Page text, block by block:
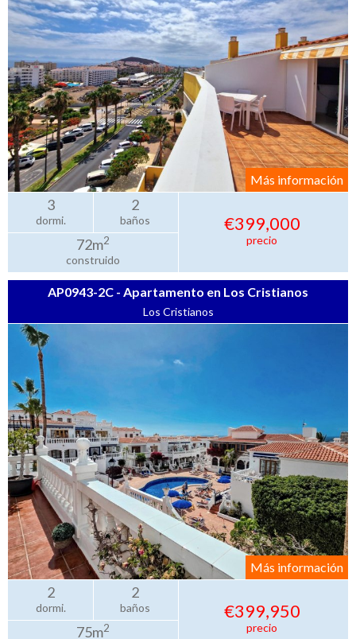
Más información
3
dormi.
2
baños
72m2
construido
€399,000
precio
AP0943-2C - Apartamento en Los Cristianos
Los Cristianos
Más información
2
dormi.
2
baños
75m2
€399,950
precio